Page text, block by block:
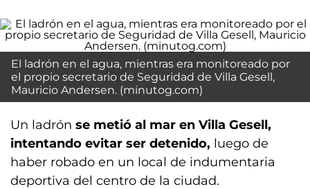
El ladrón en el agua, mientras era monitoreado por
el propio secretario de Seguridad de Villa Gesell,
Mauricio Andersen. (minutog.com)
Un ladrón se metió al mar en Villa Gesell,
intentando evitar ser detenido, luego de
haber robado en un local de indumentaria
deportiva del centro de la ciudad.